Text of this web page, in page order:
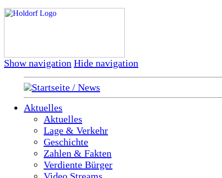
Show navigation Hide navigation
Startseite / News
Aktuelles
Aktuelles
Lage & Verkehr
Geschichte
Zahlen & Fakten
Verdiente Bürger